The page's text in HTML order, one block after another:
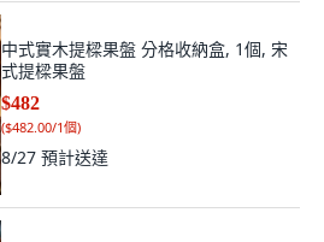
中式實木提樑果盤 分格收納盒, 1個, 宋
式提樑果盤
$482
($482.00/1個)
8/27 預計送達